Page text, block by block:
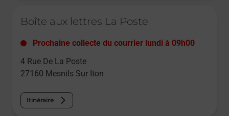
Boîte aux lettres La Poste
Prochaine collecte du courrier lundi à 09h00
4 Rue De La Poste
27160 Mesnils Sur Iton
Itinéraire